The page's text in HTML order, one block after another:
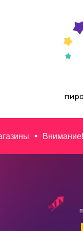
С 25 по 31